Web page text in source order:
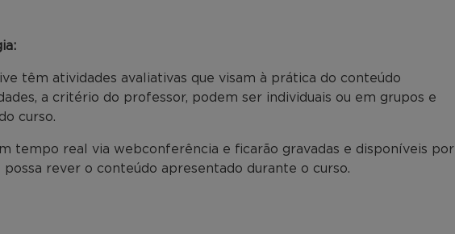
têm atividades avaliativas que visam à prática do conteúdo
a critério do professor, podem ser individuais ou em grupos e
curso.
tempo real via webconferência e ficarão gravadas e disponíveis por
possa rever o conteúdo apresentado durante o curso.